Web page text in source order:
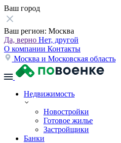
Ваш город
Ваш регион: Москва
Да, верно Нет, другой
О компании Контакты
Москва и Московская область
Недвижимость
Новостройки
Готовое жилье
Застройщики
Банки